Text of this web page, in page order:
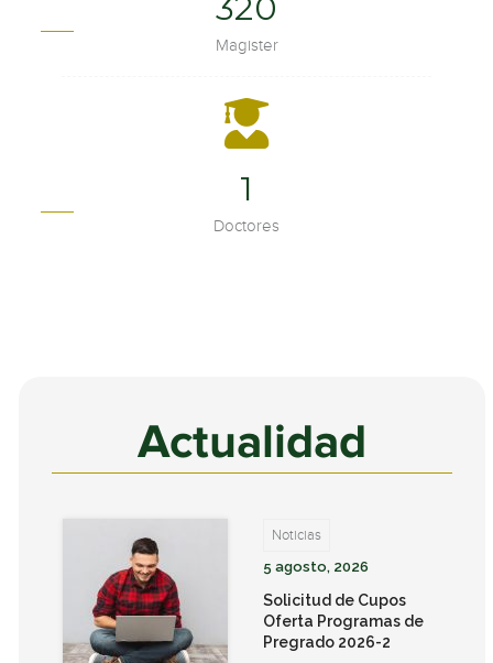
430
Magister
2
Doctores
Actualidad
Noticias
5 agosto, 2026
Solicitud de Cupos
Oferta Programas de
Pregrado 2026-2